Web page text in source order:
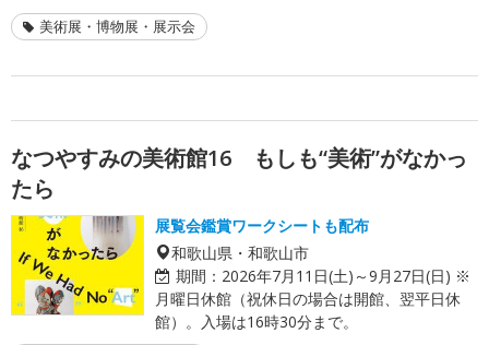
美術展・博物展・展示会
なつやすみの美術館16 もしも“美術”がなかっ
たら
展覧会鑑賞ワークシートも配布
和歌山県・和歌山市
期間： 2026年7月11日(土)～9月27日(日) ※
月曜日休館（祝休日の場合は開館、翌平日休
館）。入場は16時30分まで。